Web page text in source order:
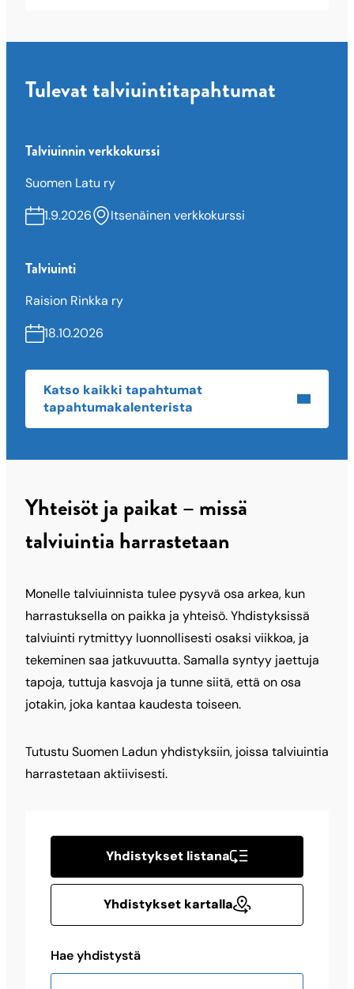
Tulevat talviuintitapahtumat
Talviuinnin verkkokurssi
Suomen Latu ry
1.9.2026
Itsenäinen verkkokurssi
Talviuinti
Raision Rinkka ry
18.10.2026
Katso kaikki tapahtumat
tapahtumakalenterista
Yhteisöt ja paikat – missä
talviuintia harrastetaan
Monelle talviuinnista tulee pysyvä osa arkea, kun
harrastuksella on paikka ja yhteisö. Yhdistyksissä
talviuinti rytmittyy luonnollisesti osaksi viikkoa, ja
tekeminen saa jatkuvuutta. Samalla syntyy jaettuja
tapoja, tuttuja kasvoja ja tunne siitä, että on osa
jotakin, joka kantaa kaudesta toiseen.
Tutustu Suomen Ladun yhdistyksiin, joissa talviuintia
harrastetaan aktiivisesti.
Yhdistykset listana
Yhdistykset kartalla
Hae yhdistystä